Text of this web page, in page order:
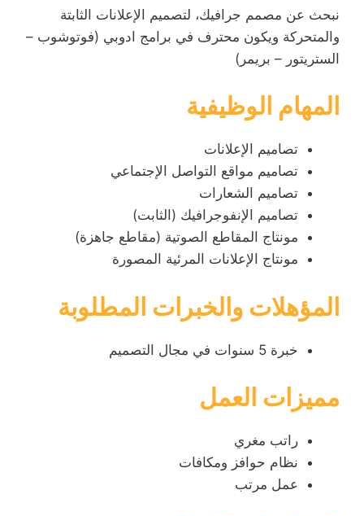
نبحث عن مصمم جرافيك، لتصميم الإعلانات الثابتة
والمتحركة ويكون محترف في برامج ادوبي (فوتوشوب –
الستريتور – بريمر)
المهام الوظيفية
تصاميم الإعلانات
تصاميم مواقع التواصل الإجتماعي
تصاميم الشعارات
تصاميم الإنفوجرافيك (الثابت)
مونتاج المقاطع الصوتية (مقاطع جاهزة)
مونتاج الإعلانات المرئية المصورة
المؤهلات والخبرات المطلوبة
خبرة 5 سنوات في مجال التصميم
مميزات العمل
راتب مغري
نظام حوافز ومكافات
عمل مرتب